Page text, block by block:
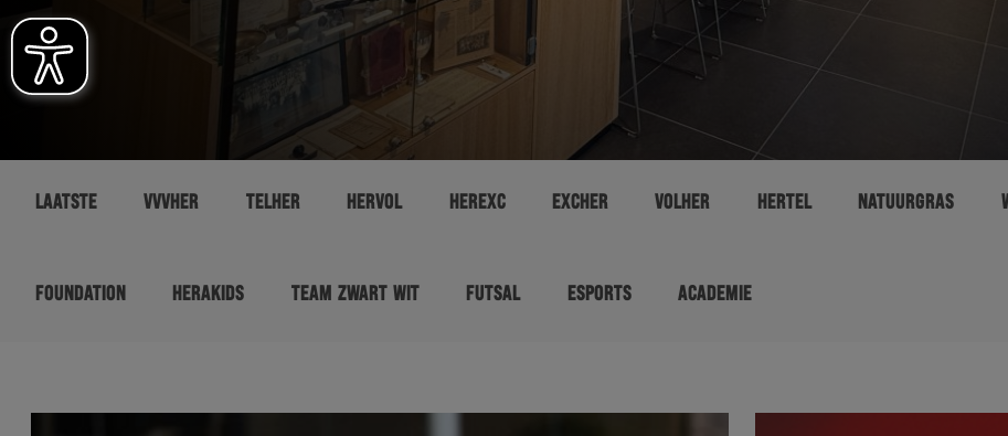
LAATSTE VVVHER TELHER HERVOL HEREXC EXCHER VOLHER HERTEL NATUURGRAS
FOUNDATION HERAKIDS TEAM ZWART WIT FUTSAL ESPORTS ACADEMIE